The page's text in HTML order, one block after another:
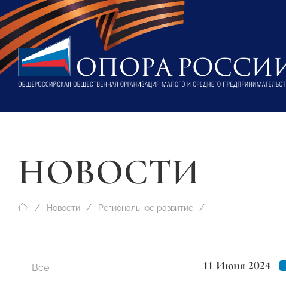
НОВОСТИ
Новости Региональное развитие
Все
11 Июня 2024